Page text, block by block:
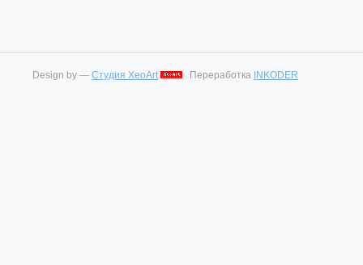
Design by — Студия XeoArt Переработка INKODER